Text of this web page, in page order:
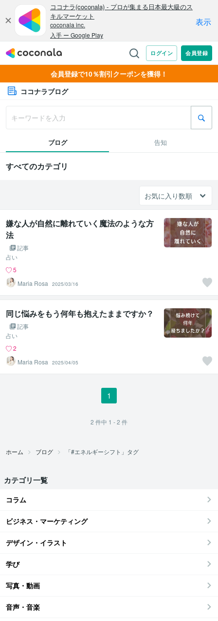
会員登録で10％割引クーポンを獲得！
ココナラブログ
ブログ 告知
すべてのカテゴリ
嫌な人が自然に離れていく魔法のような方
法
記事
占い
5
Maria Rosa
2025/03/16
同じ悩みをもう何年も抱えたままですか？
記事
占い
2
Maria Rosa
2025/04/05
1
2 件中 1 - 2 件
ホーム ブログ 「#エネルギーシフト」タグ
カテゴリ一覧
コラム
ビジネス・マーケティング
デザイン・イラスト
学び
写真・動画
音声・音楽